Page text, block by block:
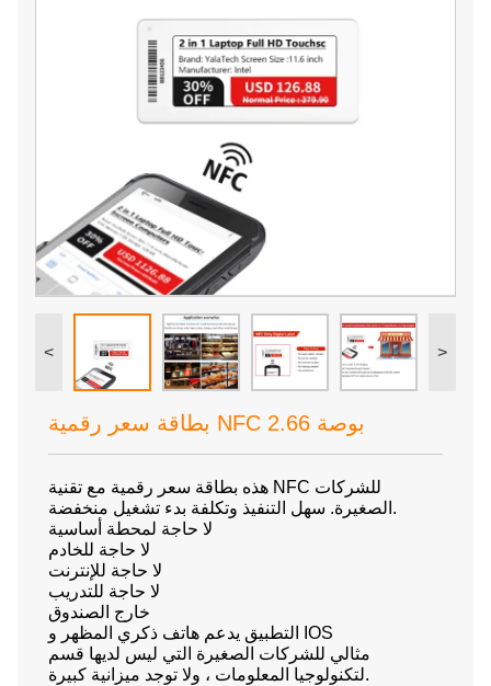
< >
بطاقة سعر رقمية NFC 2.66 بوصة
هذه بطاقة سعر رقمية مع تقنية NFC للشركات
الصغيرة. سهل التنفيذ وتكلفة بدء تشغيل منخفضة.
لا حاجة لمحطة أساسية
لا حاجة للخادم
لا حاجة للإنترنت
لا حاجة للتدريب
خارج الصندوق
التطبيق يدعم هاتف ذكري المظهر و IOS
مثالي للشركات الصغيرة التي ليس لديها قسم
لتكنولوجيا المعلومات ، ولا توجد ميزانية كبيرة.